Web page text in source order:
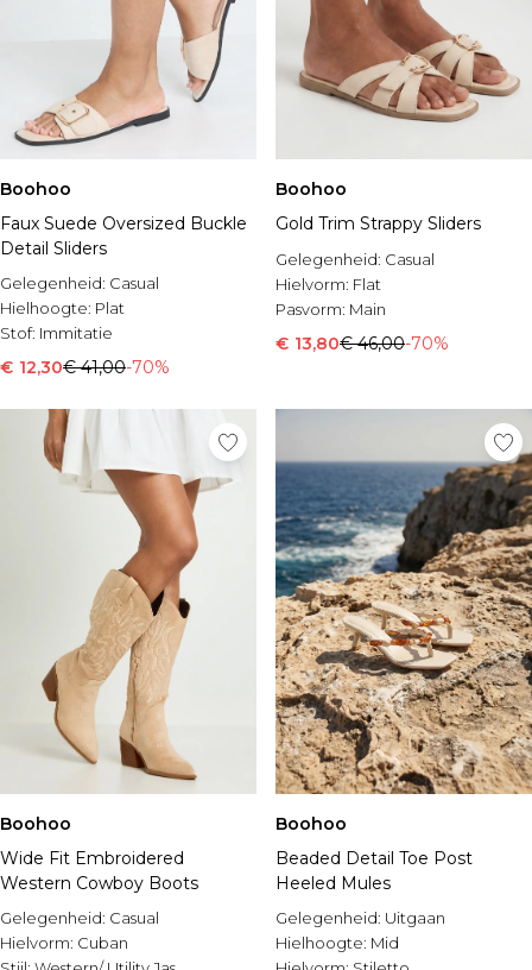
Boohoo
Faux Suede Oversized Buckle
Detail Sliders
Gelegenheid: Casual
Hielhoogte: Plat
Stof: Immitatie
€ 12,30€ 41,00-70%
Boohoo
Gold Trim Strappy Sliders
Gelegenheid: Casual
Hielvorm: Flat
Pasvorm: Main
€ 13,80€ 46,00-70%
Boohoo
Wide Fit Embroidered
Western Cowboy Boots
Gelegenheid: Casual
Hielvorm: Cuban
Boohoo
Beaded Detail Toe Post
Heeled Mules
Gelegenheid: Uitgaan
Hielhoogte: Mid